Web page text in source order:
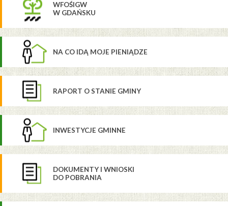
WFOŚIGW
W GDAŃSKU
NA CO IDĄ MOJE PIENIĄDZE
RAPORT O STANIE GMINY
INWESTYCJE GMINNE
DOKUMENTY I WNIOSKI
DO POBRANIA